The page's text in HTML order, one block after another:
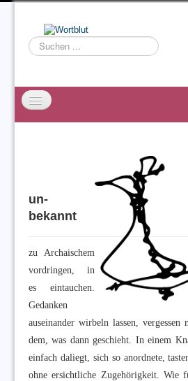
Suchen
...
Acta Litterarum
un-
bekannt
zu Archaischem
vordringen, in
es eintauchen.
Gedanken
auseinander wirbeln lassen, vergessen
dem, was dann geschieht. In einem
einfach daliegt, sich so anordnete,
ohne ersichtliche Zugehörigkeit. Wie